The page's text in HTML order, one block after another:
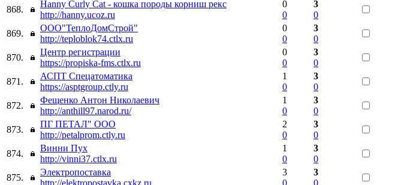
868.
Hanny Curly Cat - кошка породы корниш рекс
http://hanny.ucoz.ru
0
0
3
0
869.
ООО"ТеплоДомСтрой"
http://teploblok74.ctlx.ru
0
0
3
0
870.
Центр регистрации
https://propiska-fms.ctlx.ru
0
0
3
0
871.
АСПТ Спецатоматика
https://asptgroup.ctly.ru
1
0
3
0
872.
Фещенко Антон Николаевич
http://anthill97.narod.ru/
1
0
3
0
873.
ПГ ПЕТАЛ" ООО
http://petalprom.ctly.ru
2
0
3
0
874.
Винни Пух
http://vinni37.ctlx.ru
1
0
3
0
875.
Электропоставка
http://elektropostavka.cxkz.ru
3
0
3
0